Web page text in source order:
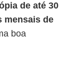
de até 30
mensais de
boa